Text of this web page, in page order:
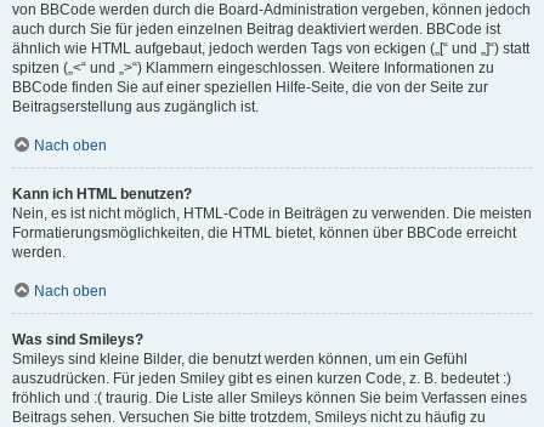
von BBCode werden durch die Board-Administration vergeben, können jedoch
auch durch Sie für jeden einzelnen Beitrag deaktiviert werden. BBCode ist
ähnlich wie HTML aufgebaut, jedoch werden Tags von eckigen („[“ und „]“) statt
spitzen („<“ und „>“) Klammern eingeschlossen. Weitere Informationen zu
BBCode finden Sie auf einer speziellen Hilfe-Seite, die von der Seite zur
Beitragserstellung aus zugänglich ist.
Nach oben
Kann ich HTML benutzen?
Nein, es ist nicht möglich, HTML-Code in Beiträgen zu verwenden. Die meisten
Formatierungsmöglichkeiten, die HTML bietet, können über BBCode erreicht
werden.
Nach oben
Was sind Smileys?
Smileys sind kleine Bilder, die benutzt werden können, um ein Gefühl
auszudrücken. Für jeden Smiley gibt es einen kurzen Code, z. B. bedeutet :)
fröhlich und :( traurig. Die Liste aller Smileys können Sie beim Verfassen eines
Beitrags sehen. Versuchen Sie bitte trotzdem, Smileys nicht zu häufig zu